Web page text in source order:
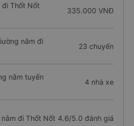
đi Thốt Nốt
335.000 VNĐ
nằm đi
23 chuyến
nằm tuyến
4 nhà xe
đi Thốt Nốt 4.6/5.0 đánh giá